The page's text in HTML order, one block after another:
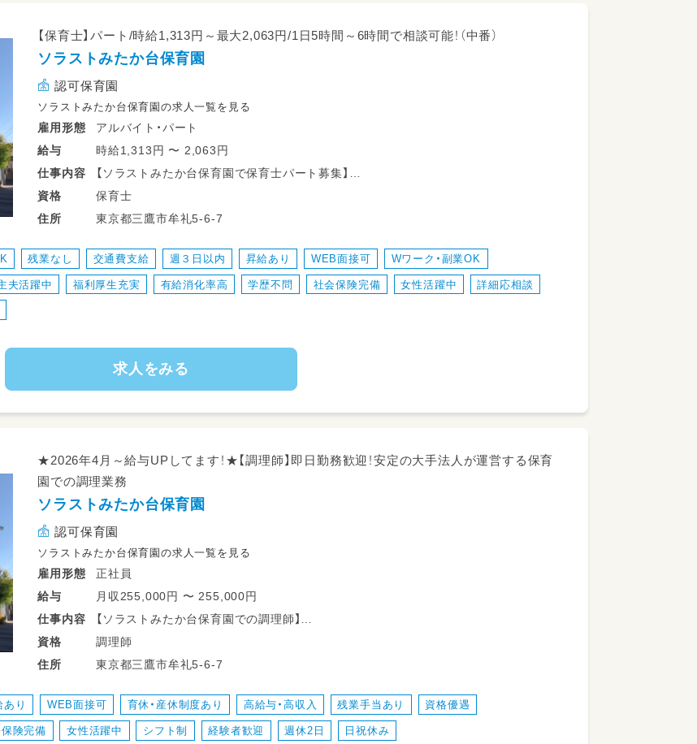
【保育士】パート/時給1,313円～最大2,063円/1日5時間～6時間で相談可能！（中番）
ソラストみたか台保育園
認可保育園
ソラストみたか台保育園の求人一覧を見る
雇用形態
アルバイト・パート
給与
時給1,313円 〜 2,063円
仕事内容
【ソラストみたか台保育園で保育士パート募集】
教育体制が充実しているソラストなら未経験の方も安心スタート♪
・給食、おやつ等の介助
・制作、書類作業など、保育業務全般
※書類業務は簡単なタブレット入力です★
・就業の場所の変更の範囲：あり（当社が運営する保育園）
・雇用期間の定めなし
資格
保育士
住所
東京都三鷹市牟礼5-6-7
残業なし 交通費支給 週３日以内 昇給あり WEB面接可 Wワーク・副業OK
夫活躍中 福利厚生充実 有給消化率高 学歴不問 社会保険完備 女性活躍中 詳細応相談
求人をみる
★2026年4月～給与UPしてます！★【調理師】即日勤務歓迎！安定の大手法人が運営する保育
園での調理業務
ソラストみたか台保育園
認可保育園
ソラストみたか台保育園の求人一覧を見る
雇用形態
正社員
給与
月収255,000円 〜 255,000円
仕事内容
【ソラストみたか台保育園での調理師】
食育に力を入れているため、調理師と子どもたちとの距離が近いのが特徴。「食」の面
からサポートをお願いします!
・給食・おやつの調理
・盛付け・片づけ
・調理室のお掃除
資格
調理師
住所
東京都三鷹市牟礼5-6-7
あり WEB面接可 育休・産休制度あり 高給与・高収入 残業手当あり 資格優遇
険完備 女性活躍中 シフト制 経験者歓迎 週休2日 日祝休み